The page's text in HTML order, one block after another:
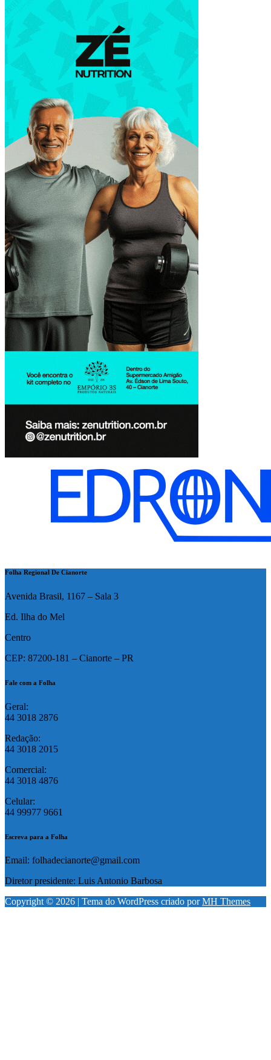
Folha Regional De Cianorte
Avenida Brasil, 1167 – Sala 3
Ed. Ilha do Mel
Centro
CEP: 87200-181 – Cianorte – PR
Fale com a Folha
Geral:
44 3018 2876
Redação:
44 3018 2015
Comercial:
44 3018 4876
Celular:
44 99977 9661
Escreva para a Folha
Email: folhadecianorte@gmail.com
Diretor presidente: Luis Antonio Barbosa
Copyright © 2026 | Tema do WordPress criado porMH Themes